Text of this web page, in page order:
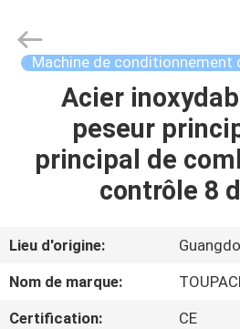
MAISON
PRODUITS
PROPOS
DE
NOUS
EQUIPMENT
Machine de
Acier
peseur
principal de
contrôle 8
Lieu d'origine:
Nom de marque:
Certification:
CE